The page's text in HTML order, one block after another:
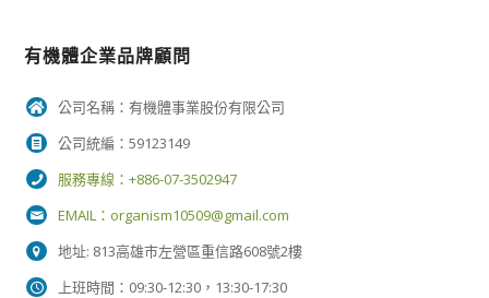
有機體企業品牌顧問
公司名稱：有機體事業股份有限公司
公司統編：59123149
服務專線：+886-07-3502947
EMAIL： organism10509@gmail.com
地址: 813高雄市左營區重信路608號2樓
上班時間：09:30-12:30，13:30-17:30